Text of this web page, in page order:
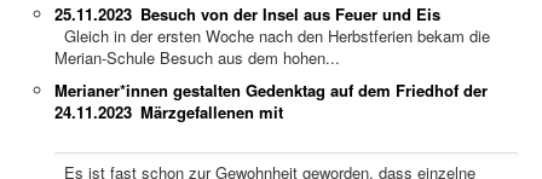
Besuch von der Insel aus Feuer und Eis
25.11.2023
Gleich in der ersten Woche nach den Herbstferien bekam die
Merian-Schule Besuch aus dem hohen...
Merianer*innen gestalten Gedenktag auf dem Friedhof der
Märzgefallenen mit
24.11.2023
Es ist fast schon zur Gewohnheit geworden, dass einzelne